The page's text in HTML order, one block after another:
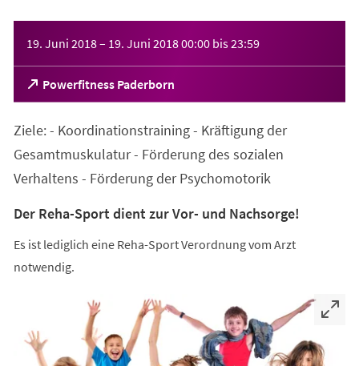
19. Juni 2018– 19. Juni 201800:00 bis23:59
Powerfitness Paderborn
(Öffnet
in
neuen
Ziele: - Koordinationstraining - Kräftigung der
Gesamtmuskulatur - Förderung des sozialen
Verhaltens - Förderung der Psychomotorik
Der Reha-Sport dient zur Vor- und Nachsorge!
Es ist lediglich eine Reha-Sport Verordnung vom Arzt
notwendig.